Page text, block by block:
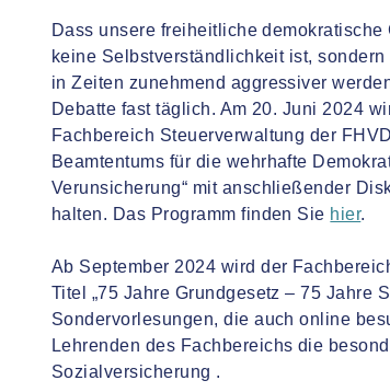
Dass unsere freiheitliche
keine Selbstverständlichkeit ist,
in Zeiten zunehmend aggressiver
Debatte fast täglich. Am 20. Juni 2024
Fachbereich Steuerverwaltung der
Beamtentums für die wehrhafte
Verunsicherung“ mit anschließender
halten. Das Programm finden Sie hier.
Ab September 2024 wird der
Titel „75 Jahre Grundgesetz – 75 Jahre
Sondervorlesungen, die auch online
Lehrenden des Fachbereichs die
Sozialversicherung .